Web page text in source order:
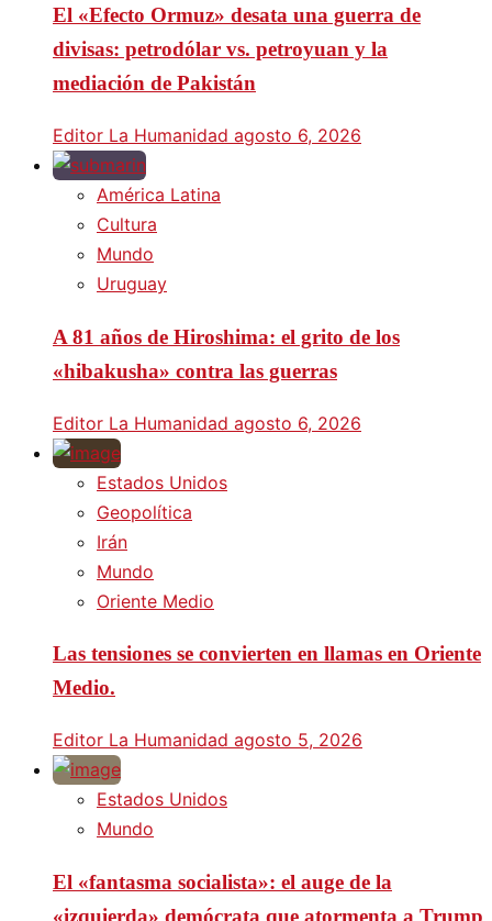
El «Efecto Ormuz» desata una guerra de
divisas: petrodólar vs. petroyuan y la
mediación de Pakistán
Editor La Humanidad agosto 6, 2026
América Latina
Cultura
Mundo
Uruguay
A 81 años de Hiroshima: el grito de los
«hibakusha» contra las guerras
Editor La Humanidad agosto 6, 2026
Estados Unidos
Geopolítica
Irán
Mundo
Oriente Medio
Las tensiones se convierten en llamas en Oriente
Medio.
Editor La Humanidad agosto 5, 2026
Estados Unidos
Mundo
El «fantasma socialista»: el auge de la
«izquierda» demócrata que atormenta a Trump